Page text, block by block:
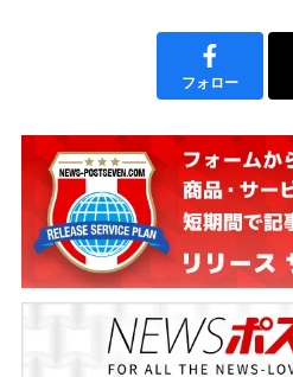
フォロー